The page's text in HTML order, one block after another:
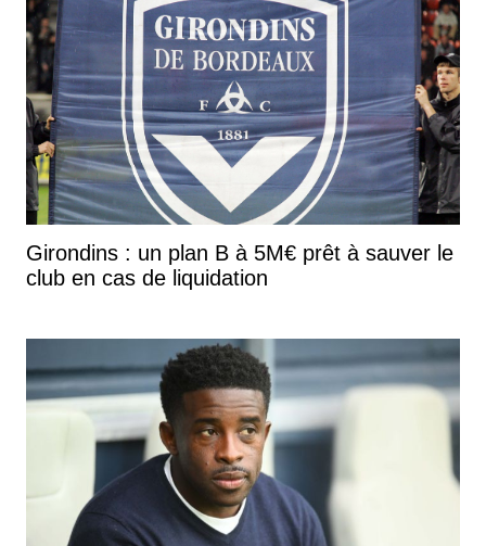
Girondins : un plan B à 5M€ prêt à sauver le
club en cas de liquidation